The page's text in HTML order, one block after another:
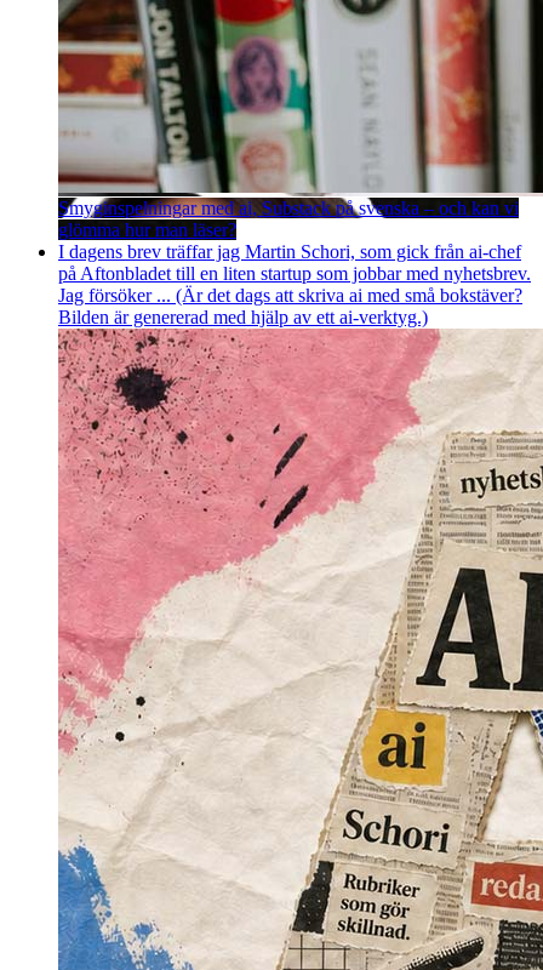
Smyginspelningar med ai, Substack på svenska – och kan vi
glömma hur man läser?
I dagens brev träffar jag Martin Schori, som gick från ai-chef
på Aftonbladet till en liten startup som jobbar med nyhetsbrev.
Jag försöker ... (Är det dags att skriva ai med små bokstäver?
Bilden är genererad med hjälp av ett ai-verktyg.)